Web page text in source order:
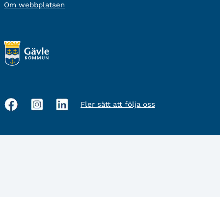
Om webbplatsen
Sociala
Fler sätt att följa oss